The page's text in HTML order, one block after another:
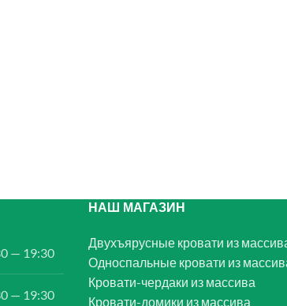
— 19:30
— 19:30
НАШ МАГАЗИН
Двухъярусные кровати из
Односпальные кровати из
Кровати-чердаки из массива
Кровати-домики из массива